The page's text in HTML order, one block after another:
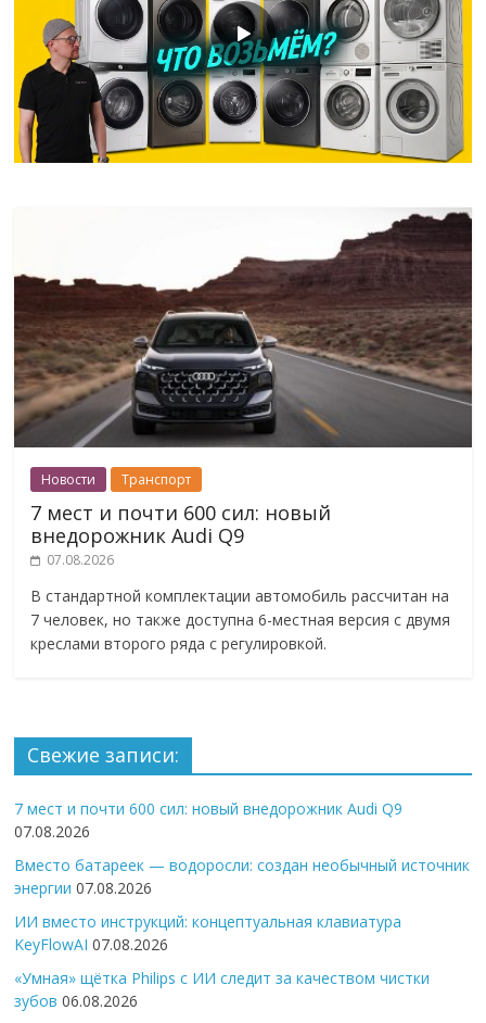
Новости Транспорт
7 мест и почти 600 сил: новый
внедорожник Audi Q9
07.08.2026
В стандартной комплектации автомобиль рассчитан на
7 человек, но также доступна 6-местная версия с двумя
креслами второго ряда с регулировкой.
Свежие записи:
7 мест и почти 600 сил: новый внедорожник Audi Q9
07.08.2026
Вместо батареек — водоросли: создан необычный источник
энергии 07.08.2026
ИИ вместо инструкций: концептуальная клавиатура
KeyFlowAI 07.08.2026
«Умная» щётка Philips с ИИ следит за качеством чистки
зубов 06.08.2026